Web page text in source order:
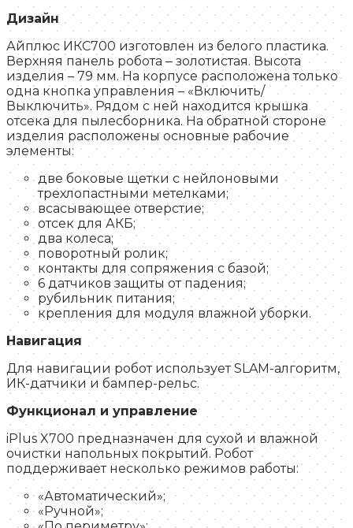
Дизайн
Айплюс ИКС700 изготовлен из белого пластика.
Верхняя панель робота ‒ золотистая. Высота
изделия – 79 мм. На корпусе расположена только
одна кнопка управления – «Включить/
Выключить». Рядом с ней находится крышка
отсека для пылесборника. На обратной стороне
изделия расположены основные рабочие
элементы:
две боковые щетки с нейлоновыми
трехлопастными метелками;
всасывающее отверстие;
отсек для АКБ;
два колеса;
поворотный ролик;
контакты для сопряжения с базой;
6 датчиков защиты от падения;
рубильник питания;
крепления для модуля влажной уборки.
Навигация
Для навигации робот использует SLAM-алгоритм,
ИК-датчики и бампер-рельс.
Функционал и управление
iPlus X700 предназначен для сухой и влажной
очистки напольных покрытий. Робот
поддерживает несколько режимов работы:
«Автоматический»;
«Ручной»;